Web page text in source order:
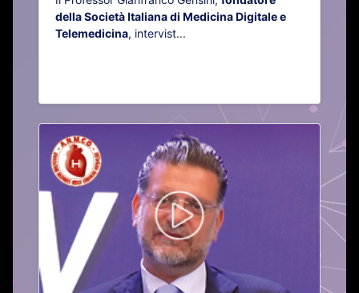
della Società Italiana di Medicina Digitale e
Telemedicina, intervist...